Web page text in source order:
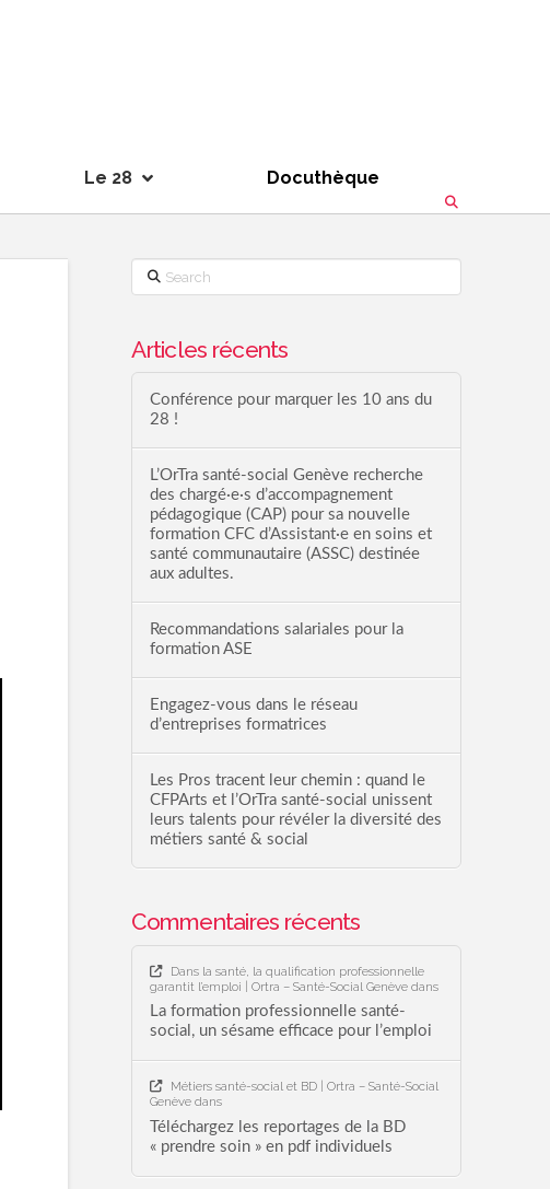
Le 28 Docuthèque
Search
Articles récents
Conférence pour marquer les 10 ans du
28 !
L’OrTra santé-social Genève recherche
des chargé·e·s d’accompagnement
pédagogique (CAP) pour sa nouvelle
formation CFC d’Assistant·e en soins et
santé communautaire (ASSC) destinée
aux adultes.
Recommandations salariales pour la
formation ASE
Engagez-vous dans le réseau
d’entreprises formatrices
Les Pros tracent leur chemin : quand le
CFPArts et l’OrTra santé-social unissent
leurs talents pour révéler la diversité des
métiers santé & social
Commentaires récents
Dans la santé, la qualification professionnelle
garantit l’emploi | Ortra – Santé-Social Genève dans
La formation professionnelle santé-
social, un sésame efficace pour l’emploi
Métiers santé-social et BD | Ortra – Santé-Social
Genève dans
Téléchargez les reportages de la BD
« prendre soin » en pdf individuels